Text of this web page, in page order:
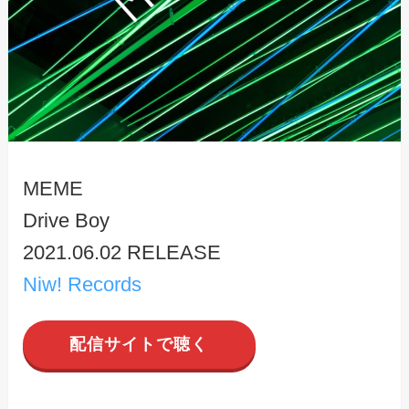
MEME
Drive Boy
2021.06.02 RELEASE
Niw! Records
配信サイトで聴く